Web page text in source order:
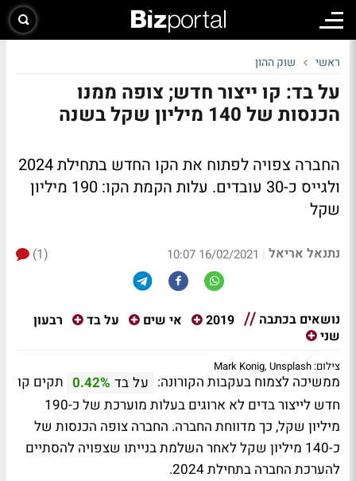
ראשי שוק ההון
על בד: קו ייצור חדש; צופה ממנו
הכנסות של 140 מיליון שקל בשנה
החברה צפויה לפתוח את הקו החדש בתחילת 2024
ולגייס כ-30 עובדים. עלות הקמת הקו: 190 מיליון
שקל
נתנאל אריאל |
16/02/2021 10:07
(1)
נושאים בכתבה 2019 אי שים על בד
רבעון
שני
צילום: Mark Konig, Unsplash
ממשיכה לצמוח בעקבות הקורונה: על בד 0.42% תקים קו
חדש לייצור בדים לא ארוגים בעלות מוערכת של כ-190
מיליון שקל, כך מדווחת החברה. החברה צופה הכנסות של
כ-140 מיליון שקל לאחר השלמת בנייתו שצפויה להסתיים
להערכת החברה בתחילת 2024.